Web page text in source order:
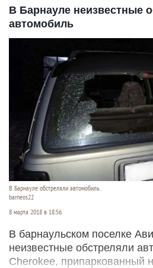
В Барнауле неизвестные
автомобиль
В Барнауле обстреляли автомобиль.
barneos22
8 марта 2018 в 18:56
В барнаульском поселке
неизвестные обстреляли
Cherokee, припаркованный